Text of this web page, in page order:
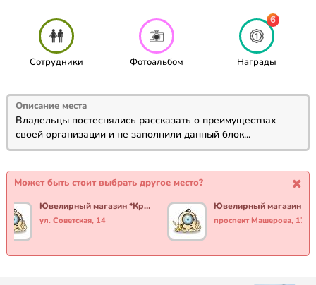
Сотрудники Фотоальбом
6
Награды
Описание места
Владельцы постеснялись рассказать о преимуществах
своей организации и не заполнили данный блок...
Может быть стоит выбрать другое место?
Ювелирный магазин *Кристалл*
ул. Советская, 14 проспект Машерова, 17